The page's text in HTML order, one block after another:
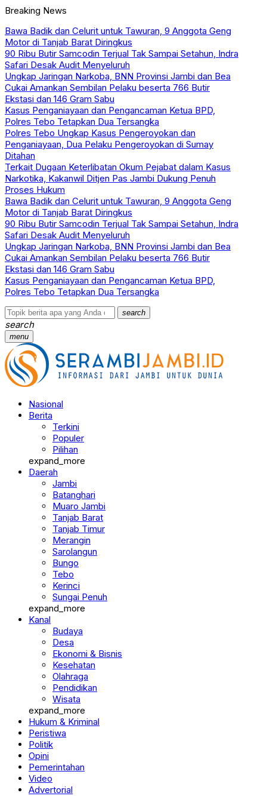
Breaking News
Bawa Badik dan Celurit untuk Tawuran, 9 Anggota Geng
Motor di Tanjab Barat Diringkus
90 Ribu Butir Samcodin Terjual Tak Sampai Setahun, Indra
Safari Desak Audit Menyeluruh
Ungkap Jaringan Narkoba, BNN Provinsi Jambi dan Bea
Cukai Amankan Sembilan Pelaku beserta 766 Butir
Ekstasi dan 146 Gram Sabu
Kasus Penganiayaan dan Pengancaman Ketua BPD,
Polres Tebo Tetapkan Dua Tersangka
Polres Tebo Ungkap Kasus Pengeroyokan dan
Penganiayaan, Dua Pelaku Pengeroyokan di Sumay
Ditahan
Terkait Dugaan Keterlibatan Okum Pejabat dalam Kasus
Narkotika, Kakanwil Ditjen Pas Jambi Dukung Penuh
Proses Hukum
Bawa Badik dan Celurit untuk Tawuran, 9 Anggota Geng
Motor di Tanjab Barat Diringkus
90 Ribu Butir Samcodin Terjual Tak Sampai Setahun, Indra
Safari Desak Audit Menyeluruh
Ungkap Jaringan Narkoba, BNN Provinsi Jambi dan Bea
Cukai Amankan Sembilan Pelaku beserta 766 Butir
Ekstasi dan 146 Gram Sabu
Kasus Penganiayaan dan Pengancaman Ketua BPD,
Polres Tebo Tetapkan Dua Tersangka
search
search
menu
Nasional
Berita
Terkini
Populer
Pilihan
expand_more
Daerah
Jambi
Batanghari
Muaro Jambi
Tanjab Barat
Tanjab Timur
Merangin
Sarolangun
Bungo
Tebo
Kerinci
Sungai Penuh
expand_more
Kanal
Budaya
Desa
Ekonomi & Bisnis
Kesehatan
Olahraga
Pendidikan
Wisata
expand_more
Hukum & Kriminal
Peristiwa
Politik
Opini
Pemerintahan
Video
Advertorial